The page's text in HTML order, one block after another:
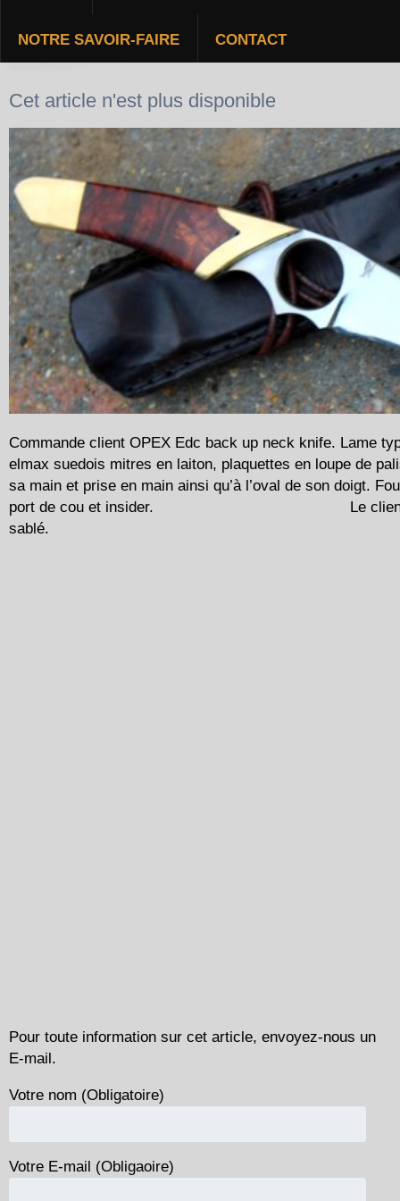
NOTRE SAVOIR-FAIRE CONTACT
EDC BACK UP
Cet article n'est plus disponible
Commande client OPEX Edc back up neck knife. Lame
elmax suedois mitres en laiton, plaquettes en loupe de
sa main et prise en main ainsi qu’à l’oval de son doigt.
port de cou et insider. Le client doit
sablé.
Pour toute information sur cet article, envoyez-nous un
E-mail.
Votre nom (Obligatoire)
Votre E-mail (Obligaoire)